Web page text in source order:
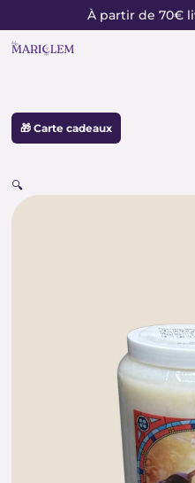
au
contenu
À partir de 70€
🎁 Carte cadeaux
🔍